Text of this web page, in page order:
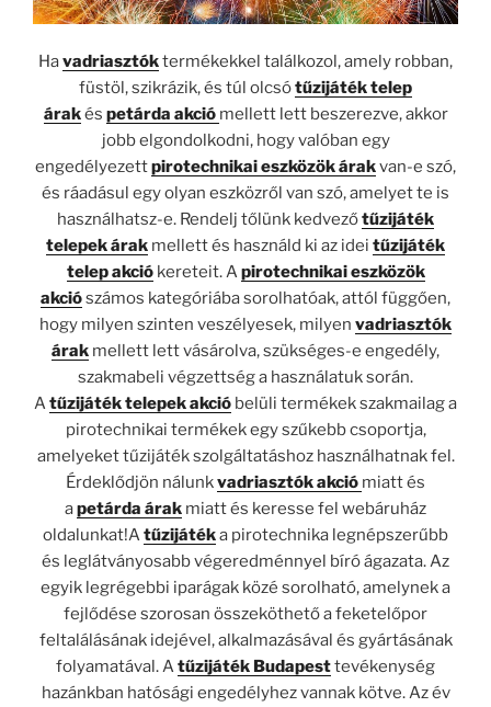
Havadriasztóktermékekkel találkozol, amely robban,
füstöl, szikrázik, és túl olcsótűzijáték telep
árakés petárda akció mellett lett beszerezve, akkor
jobb elgondolkodni, hogy valóban egy
engedélyezettpirotechnikai eszközök árakvan-e szó,
és ráadásul egy olyan eszközről van szó, amelyet te is
használhatsz-e. Rendelj tőlünk kedvezőtűzijáték
telepek árak mellett és használd ki az idei tűzijáték
telep akciókereteit. Apirotechnikai eszközök
akciószámos kategóriába sorolhatóak, attól függően,
hogy milyen szinten veszélyesek, milyen vadriasztók
árak mellett lett vásárolva, szükséges-e engedély,
szakmabeli végzettség a használatuk során.
Atűzijáték telepek akció belüli termékek szakmailag a
pirotechnikai termékek egy szűkebb csoportja,
amelyeket tűzijáték szolgáltatáshoz használhatnak fel.
Érdeklődjön nálunkvadriasztók akció miatt és
apetárda árak miatt és keresse fel webáruház
oldalunkat!Atűzijátéka pirotechnika legnépszerűbb
és leglátványosabb végeredménnyel bíró ágazata. Az
egyik legrégebbi iparágak közé sorolható, amelynek a
fejlődése szorosan összeköthető a feketelőpor
feltalálásának idejével, alkalmazásával és gyártásának
folyamatával. Atűzijáték Budapesttevékenység
hazánkban hatósági engedélyhez vannak kötve. Az év